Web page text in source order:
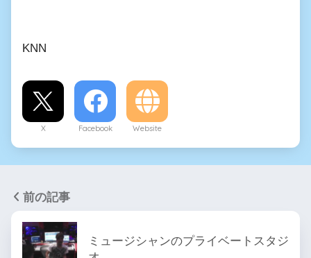
KNN
X Facebook Website
前の記事
ミュージシャンのプライベートスタジ